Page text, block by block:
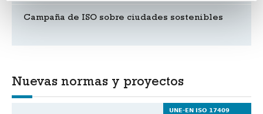
Campaña de ISO sobre ciudades sostenibles
Nuevas normas y proyectos
UNE-EN ISO 17409